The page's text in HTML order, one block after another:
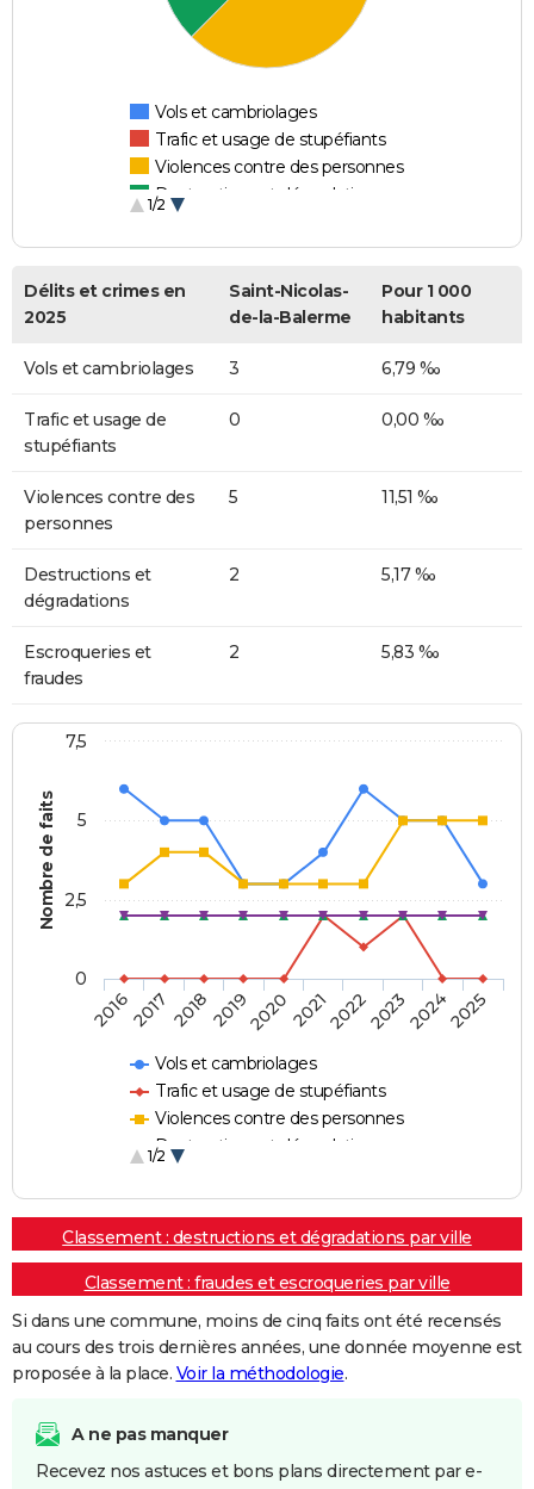
Vols et cambriolages
Trafic et usage de stupéfiants
Violences contre des personnes
Destructions et dégradations
1/2
Délits et crimes en
2025
Saint-Nicolas-
de-la-Balerme
Pour 1 000
habitants
Vols et cambriolages 3 6,79 ‰
Trafic et usage de
stupéfiants
0 0,00 ‰
Violences contre des
personnes
5 11,51 ‰
Destructions et
dégradations
2 5,17 ‰
Escroqueries et
fraudes
2 5,83 ‰
Nombre de faits
Vols et cambriolages
Trafic et usage de stupéfiants
Violences contre des personnes
Destructions et dégradations
1/2
20162017 20182019202020212022202320242025
0
2,5
5
7,5
Classement : destructions et dégradations par ville
Classement : fraudes et escroqueries par ville
Si dans une commune, moins de cinq faits ont été recensés
au cours des trois dernières années, une donnée moyenne est
proposée à la place. Voir la méthodologie.
A ne pas manquer
Recevez nos astuces et bons plans directement par e-